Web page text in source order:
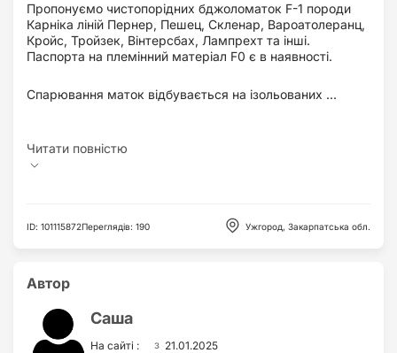
Пропонуємо чистопорідних бджоломаток F-1 породи
Карніка ліній Пернер, Пешец, Скленар, Вароатолеранц,
Кройс, Тройзек, Вінтерсбах, Лампрехт та інші.
Паспорта на племінний матеріал F0 є в наявності.
Спарювання маток відбувається на ізольованих ...
ID: 101115872Переглядів: 190 Ужгород, Закарпатська обл.
Автор
Саша
На сайті : з 21.01.2025